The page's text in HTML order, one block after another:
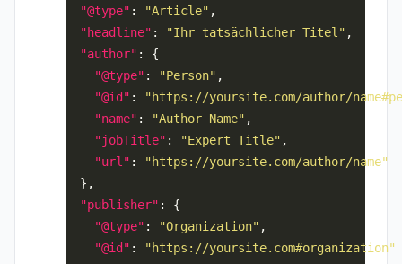
"@type" : "Article"
"headline" : "Ihr tatsächlicher Titel"
"author"
"@type" : "Person"
"@id" :
"https://yoursite.com/author/
"name" : "Author Name"
"jobTitle" : "Expert Title"
"url" :
"https://yoursite.com/author/name"
"publisher"
"@type" : "Organization"
"@id" :
"https://yoursite.com#organization"